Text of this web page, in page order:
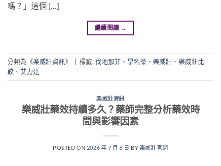
嗎？」這個 […]
繼續閱讀 →
分類為《楽威壯資訊》 標籤:伐地那非 、 學名藥 、 樂威壯 、 樂威壯比
較 、 艾力達
楽威壯資訊
樂威壯藥效持續多久？藥師完整分析藥效時
間與影響因素
POSTED ON 2026 年 7 月 6 日 BY 楽威壯官網